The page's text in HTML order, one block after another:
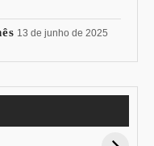
13 de junho de 2025
Pessoal: Os